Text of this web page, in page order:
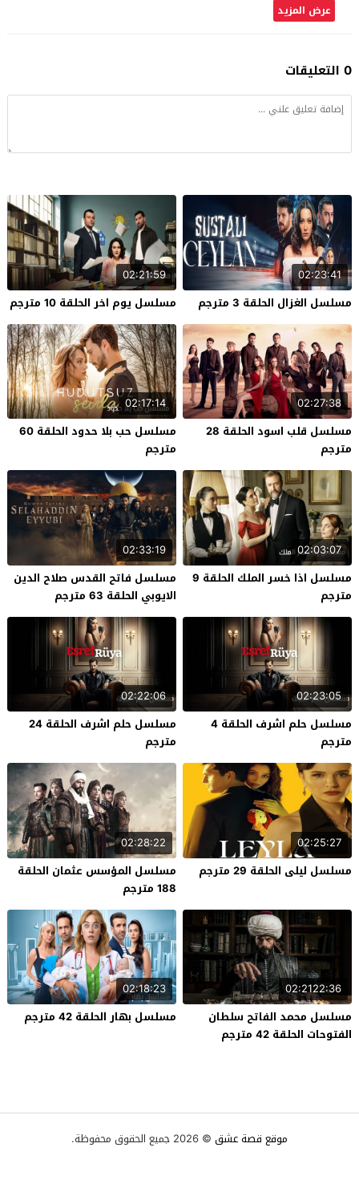
عرض المزيد
0 التعليقات
02:23:41
مسلسل الغزال الحلقة 3 مترجم
02:21:59
مسلسل يوم اخر الحلقة 10 مترجم
02:27:38
مسلسل قلب اسود الحلقة 28
مترجم
02:17:14
مسلسل حب بلا حدود الحلقة 60
مترجم
02:03:07
مسلسل اذا خسر الملك الحلقة 9
مترجم
02:33:19
مسلسل فاتح القدس صلاح الدين
الايوبي الحلقة 63 مترجم
02:23:05
مسلسل حلم اشرف الحلقة 4
مترجم
02:22:06
مسلسل حلم اشرف الحلقة 24
مترجم
02:25:27
مسلسل ليلى الحلقة 29 مترجم
02:28:22
مسلسل المؤسس عثمان الحلقة
188 مترجم
02:2122:36
مسلسل محمد الفاتح سلطان
الفتوحات الحلقة 42 مترجم
02:18:23
مسلسل بهار الحلقة 42 مترجم
موقع قصة عشق © 2026 جميع الحقوق محفوظة.